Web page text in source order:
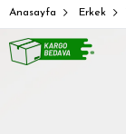
Anasayfa Erkek